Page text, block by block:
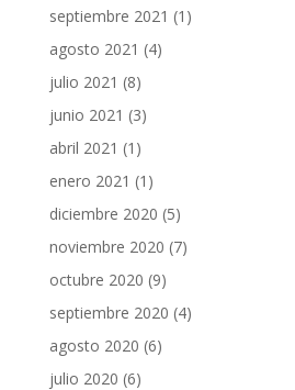
septiembre 2021 (1)
agosto 2021 (4)
julio 2021 (8)
junio 2021 (3)
abril 2021 (1)
enero 2021 (1)
diciembre 2020 (5)
noviembre 2020 (7)
octubre 2020 (9)
septiembre 2020 (4)
agosto 2020 (6)
julio 2020 (6)